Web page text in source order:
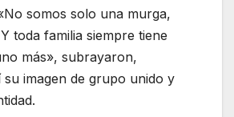
somos solo una murga,
toda familia siempre tiene
más», subrayaron,
imagen de grupo unido y